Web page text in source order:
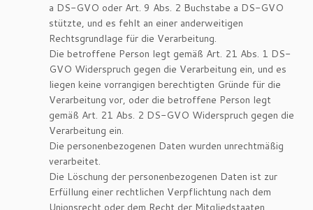
a DS-GVO oder Art. 9 Abs. 2 Buchstabe a DS-GVO
stützte, und es fehlt an einer anderweitigen
Rechtsgrundlage für die Verarbeitung.
Die betroffene Person legt gemäß Art. 21 Abs. 1 DS-
GVO Widerspruch gegen die Verarbeitung ein, und es
liegen keine vorrangigen berechtigten Gründe für die
Verarbeitung vor, oder die betroffene Person legt
gemäß Art. 21 Abs. 2 DS-GVO Widerspruch gegen die
Verarbeitung ein.
Die personenbezogenen Daten wurden unrechtmäßig
verarbeitet.
Die Löschung der personenbezogenen Daten ist zur
Erfüllung einer rechtlichen Verpflichtung nach dem
Unionsrecht oder dem Recht der Mitgliedstaaten